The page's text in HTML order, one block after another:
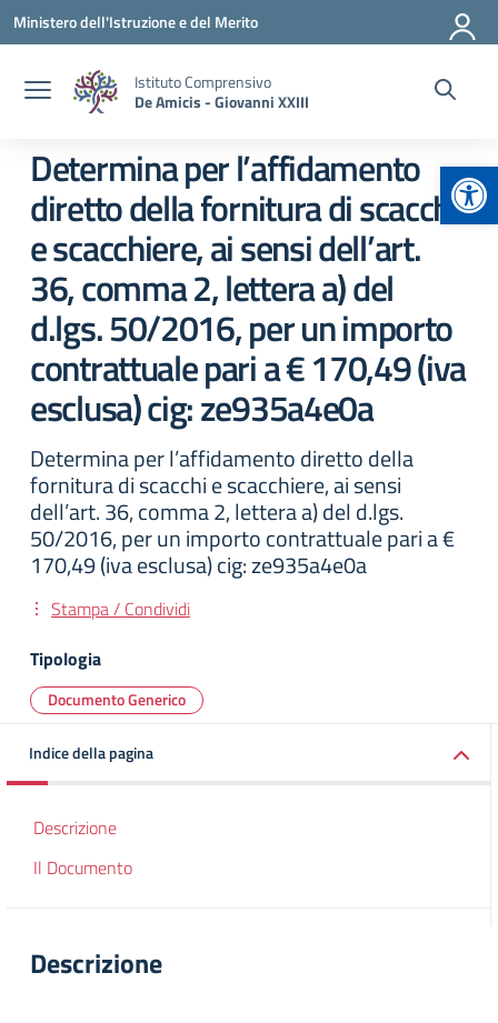
Vai ai contenuti
Vai al menu di navigazione
Vai al footer
Ministero dell'Istruzione e del Merito
Istituto Comprensivo
De Amicis - Giovanni XXIII
Determina per l’affidamento
diretto della fornitura di scacchi
e scacchiere, ai sensi dell’art.
36, comma 2, lettera a) del
d.lgs. 50/2016, per un importo
contrattuale pari a € 170,49 (iva
esclusa) cig: ze935a4e0a
Determina per l’affidamento diretto della
fornitura di scacchi e scacchiere, ai sensi
dell’art. 36, comma 2, lettera a) del d.lgs.
50/2016, per un importo contrattuale pari a €
170,49 (iva esclusa) cig: ze935a4e0a
Stampa / Condividi
Tipologia
Documento Generico
Indice della pagina
Descrizione
Il Documento
Descrizione